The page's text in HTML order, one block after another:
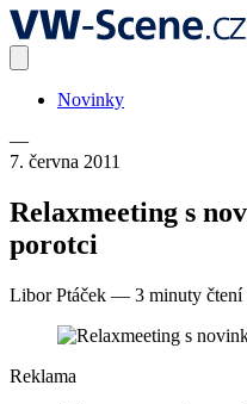
Novinky
—
7. června 2011
Relaxmeeting s
porotci
Libor Ptáček — 3 minuty čtení
Reklama